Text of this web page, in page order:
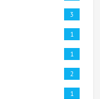
3
1
1
2
1